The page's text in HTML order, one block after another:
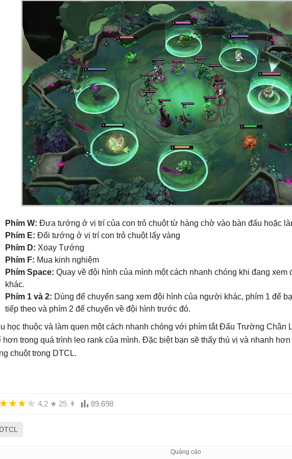
Phím W: Đưa tướng ở vị trí của con trỏ chuột từ hàng chờ vào bàn đấu hoặc
Phím E: Đổi tướng ở vị trí con trỏ chuột lấy vàng
Phím D: Xoay Tướng
Phím F: Mua kinh nghiệm
Phím Space: Quay về đội hình của mình một cách nhanh chóng khi đang
khác.
Phím 1 và 2: Dùng để chuyển sang xem đội hình của người khác, phím 1 để
tiếp theo và phím 2 để chuyển về đội hình trước đó.
học thuộc và làm quen một cách nhanh chóng với phím tắt Đấu Trường Chân
hơn trong quá trình leo rank của mình. Đặc biệt bạn sẽ thấy thú vị và nhanh
chuột trong DTCL.
4,2 ★ 25 👨 89.698